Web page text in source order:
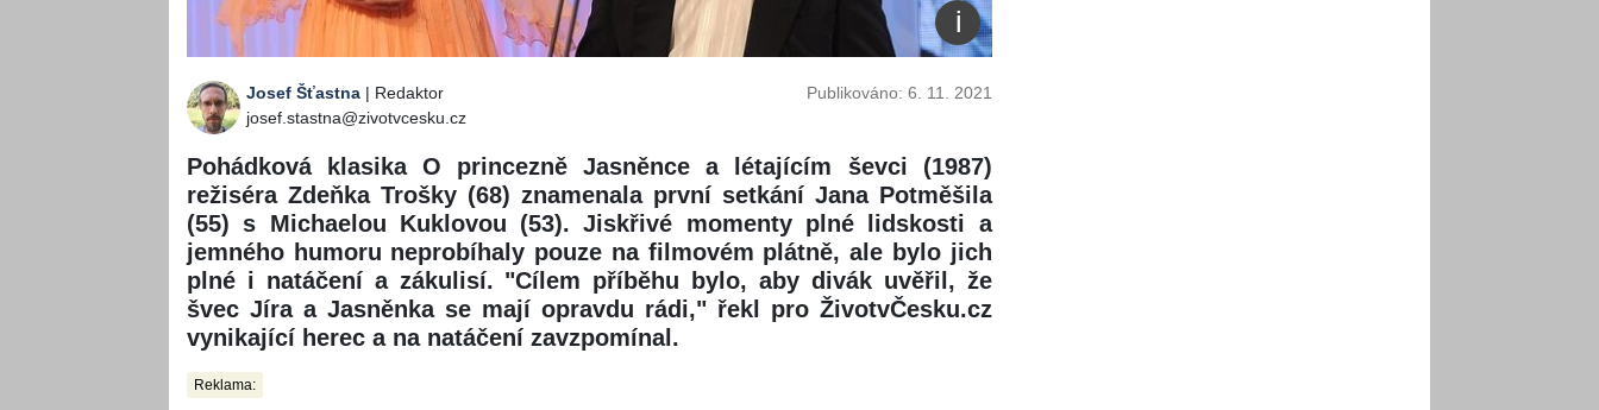
Josef Šťastna | Redaktor
josef.stastna@zivotvcesku.cz
Publikováno: 6. 11. 2021
Pohádková klasika O princezně Jasněnce a létajícím ševci (1987)
režiséra Zdeňka Trošky (68) znamenala první setkání Jana Potměšila
(55) s Michaelou Kuklovou (53). Jiskřivé momenty plné lidskosti a
jemného humoru neprobíhaly pouze na filmovém plátně, ale bylo jich
plné i natáčení a zákulisí. "Cílem příběhu bylo, aby divák uvěřil, že
švec Jíra a Jasněnka se mají opravdu rádi," řekl pro ŽivotvČesku.cz
vynikající herec a na natáčení zavzpomínal.
Reklama: